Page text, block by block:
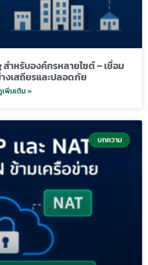
ำหรับองค์กรหลายไซต์ – เชื่อม
งเสถียรและปลอดภัย
เพิ่มเติม »
บทความ